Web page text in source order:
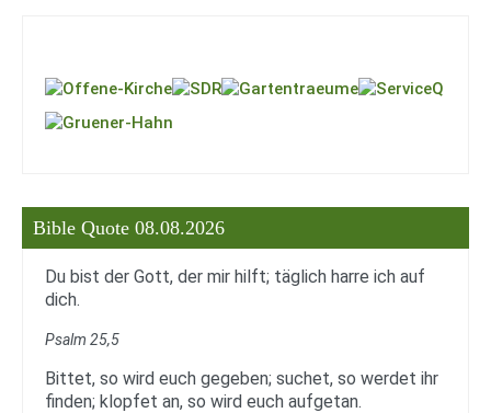
Bible Quote 08.08.2026
Du bist der Gott, der mir hilft; täglich harre ich auf
dich.
Psalm 25,5
Bittet, so wird euch gegeben; suchet, so werdet ihr
finden; klopfet an, so wird euch aufgetan.